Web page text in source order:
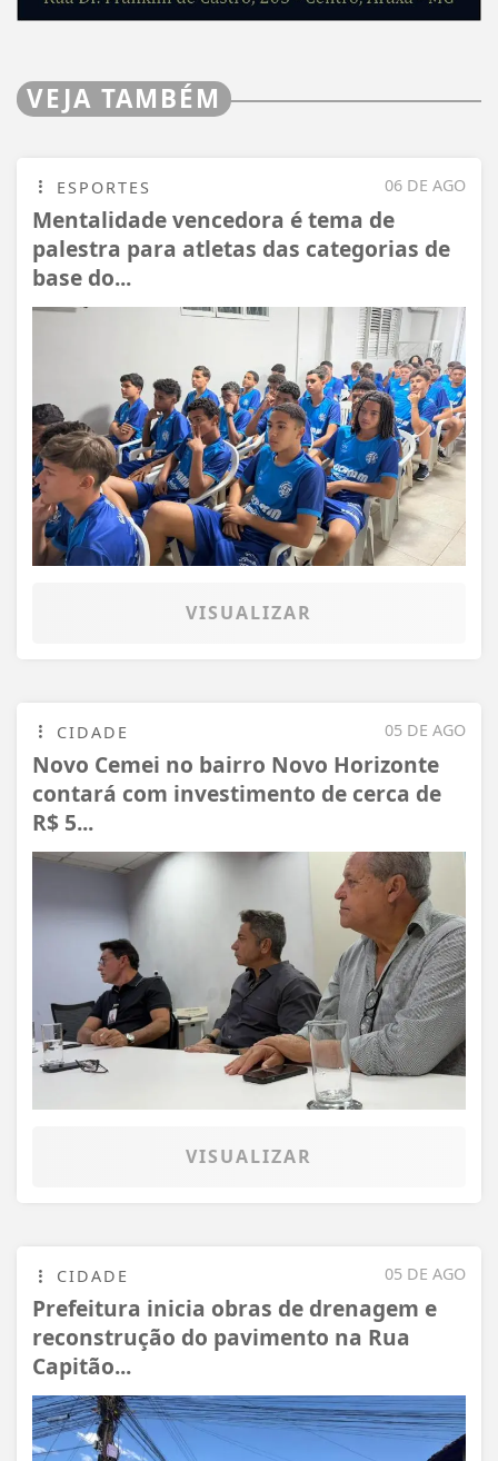
VEJA TAMBÉM
06 DE AGO
ESPORTES
Mentalidade vencedora é tema de
palestra para atletas das categorias de
base do...
VISUALIZAR
05 DE AGO
CIDADE
Novo Cemei no bairro Novo Horizonte
contará com investimento de cerca de
R$ 5...
VISUALIZAR
05 DE AGO
CIDADE
Prefeitura inicia obras de drenagem e
reconstrução do pavimento na Rua
Capitão...